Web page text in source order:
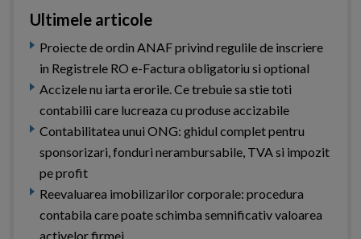
Ultimele articole
Proiecte de ordin ANAF privind regulile de inscriere
in Registrele RO e-Factura obligatoriu si optional
Accizele nu iarta erorile. Ce trebuie sa stie toti
contabilii care lucreaza cu produse accizabile
Contabilitatea unui ONG: ghidul complet pentru
sponsorizari, fonduri nerambursabile, TVA si impozit
pe profit
Reevaluarea imobilizarilor corporale: procedura
contabila care poate schimba semnificativ valoarea
activelor firmei